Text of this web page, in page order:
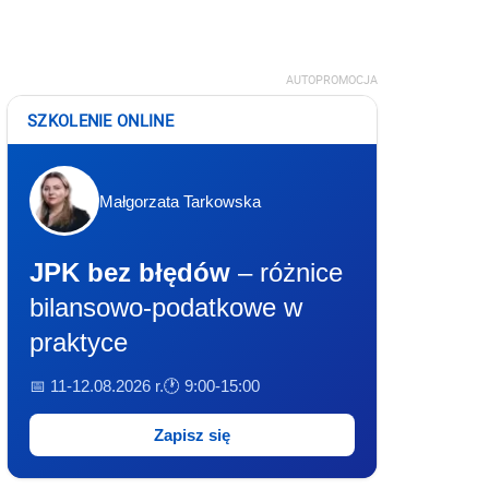
AUTOPROMOCJA
SZKOLENIE ONLINE
Małgorzata Tarkowska
JPK bez błędów – różnice
bilansowo-podatkowe w
praktyce
📅 11-12.08.2026 r.🕐 9:00-15:00
Zapisz się